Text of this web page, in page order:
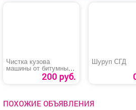
Чистка кузова
машины от битумных
200 руб.
Шуруп СГД
ПОХОЖИЕ ОБЪЯВЛЕНИЯ